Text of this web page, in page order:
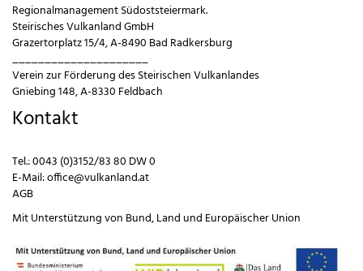
Regionalmanagement Südoststeiermark.
Steirisches Vulkanland GmbH
Grazertorplatz 15/4, A-8490 Bad Radkersburg
_____________________
Verein zur Förderung des Steirischen Vulkanlandes
Gniebing 148, A-8330 Feldbach
Kontakt
Tel.:0043 (0)3152/83 80 DW 0
E-Mail:office@vulkanland.at
AGB
Mit Unterstützung von Bund,Land und Europäischer Union